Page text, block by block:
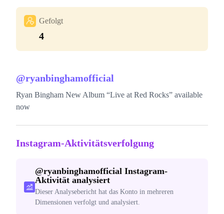
Gefolgt
4
@ryanbinghamofficial
Ryan Bingham New Album “Live at Red Rocks” available
now
Instagram-Aktivitätsverfolgung
@ryanbinghamofficial Instagram-
Aktivität analysiert
Dieser Analysebericht hat das Konto in mehreren
Dimensionen verfolgt und analysiert.